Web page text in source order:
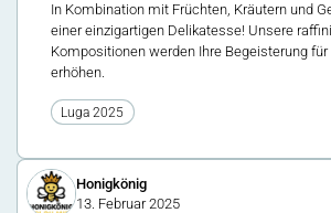
In Kombination mit Früchten, Kräutern und
einer einzigartigen Delikatesse! Unsere
Kompositionen werden Ihre Begeisterung
erhöhen.
Luga 2025
Honigkönig
13. Februar 2025